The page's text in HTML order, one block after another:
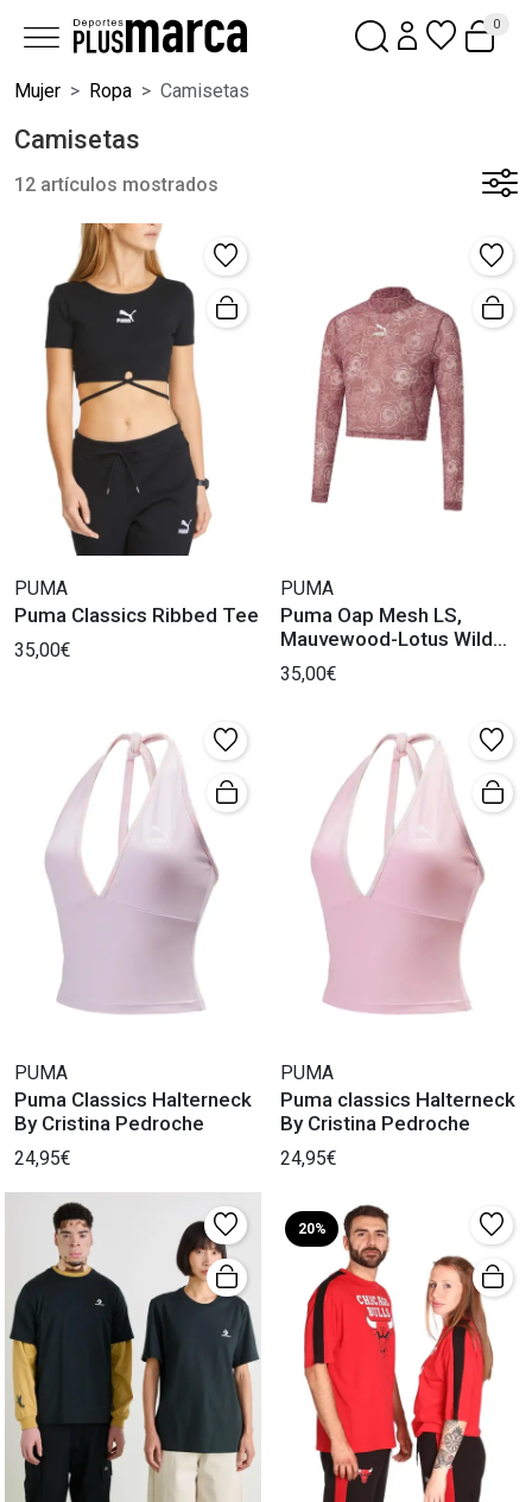
0
Mujer Ropa Camisetas
Camisetas
12 artículos mostrados
PUMA
Puma Classics Ribbed Tee
35,00€
PUMA
Puma Oap Mesh LS,
Mauvewood-Lotus Wild
Rose By Aitana
35,00€
PUMA
Puma Classics Halterneck
By Cristina Pedroche
24,95€
PUMA
Puma classics Halterneck
By Cristina Pedroche
24,95€
20%